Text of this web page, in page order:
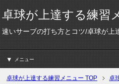
卓球が上達する練習
速いサーブの打ち方とコツ/卓球が上
メニュー
卓球が上達する練習メニュー TOP
卓